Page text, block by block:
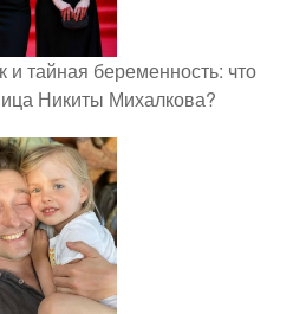
тайная беременность: что
Никиты Михалкова?